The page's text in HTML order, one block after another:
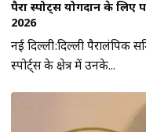
पैरा स्पोर्ट्स योगदान के
2026
नई दिल्ली:दिल्ली पैरालंपिक
स्पोर्ट्स के क्षेत्र में उनके...